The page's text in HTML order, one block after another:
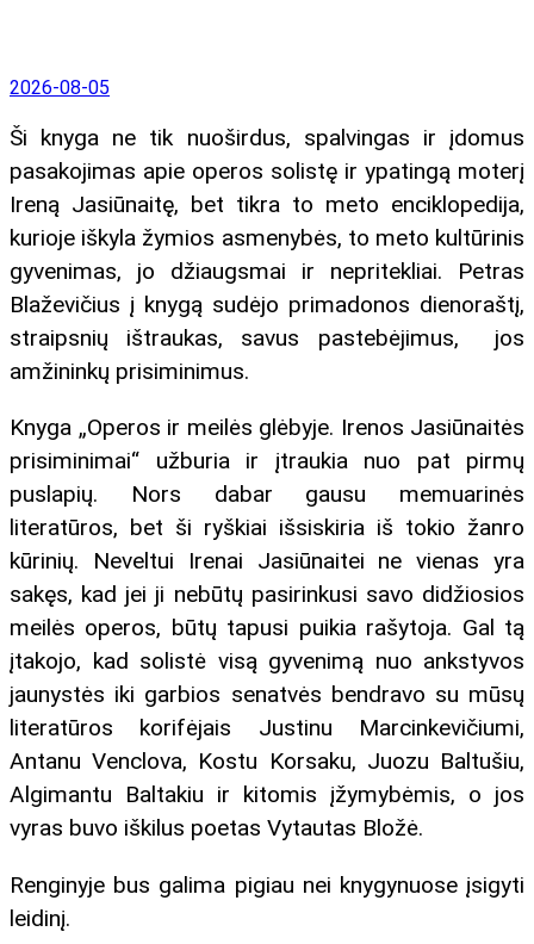
2026-08-05
Ši knyga ne tik nuoširdus, spalvingas ir įdomus
pasakojimas apie operos solistę ir ypatingą moterį
Ireną Jasiūnaitę, bet tikra to meto enciklopedija,
kurioje iškyla žymios asmenybės, to meto kultūrinis
gyvenimas, jo džiaugsmai ir nepritekliai. Petras
Blaževičius į knygą sudėjo primadonos dienoraštį,
straipsnių ištraukas, savus pastebėjimus, jos
amžininkų prisiminimus.
Knyga „Operos ir meilės glėbyje. Irenos Jasiūnaitės
prisiminimai“ užburia ir įtraukia nuo pat pirmų
puslapių. Nors dabar gausu memuarinės
literatūros, bet ši ryškiai išsiskiria iš tokio žanro
kūrinių. Neveltui Irenai Jasiūnaitei ne vienas yra
sakęs, kad jei ji nebūtų pasirinkusi savo didžiosios
meilės operos, būtų tapusi puikia rašytoja. Gal tą
įtakojo, kad solistė visą gyvenimą nuo ankstyvos
jaunystės iki garbios senatvės bendravo su mūsų
literatūros korifėjais Justinu Marcinkevičiumi,
Antanu Venclova, Kostu Korsaku, Juozu Baltušiu,
Algimantu Baltakiu ir kitomis įžymybėmis, o jos
vyras buvo iškilus poetas Vytautas Bložė.
Renginyje bus galima pigiau nei knygynuose įsigyti
leidinį.